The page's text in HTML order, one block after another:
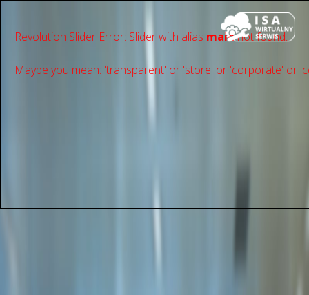
Revolution Slider Error: Slider with alias mainnot found.
Maybe you mean: 'transparent' or 'store' or 'сorporate' or